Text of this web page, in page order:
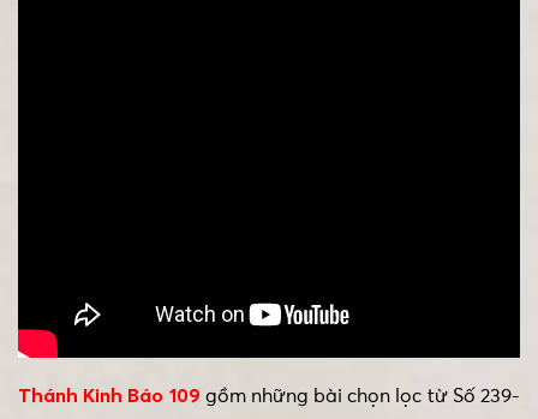
Thánh Kinh Báo 109 gồm những bài chọn lọc từ Số 239-